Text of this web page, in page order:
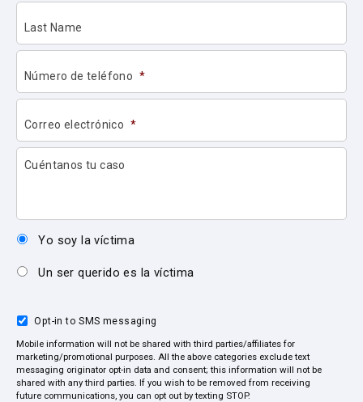
Last Name
Número de teléfono *
Correo electrónico *
Cuéntanos tu caso
Yo soy la víctima
Un ser querido es la víctima
Opt-in to SMS messaging
Mobile information will not be shared with third parties/affiliates for
marketing/promotional purposes. All the above categories exclude text
messaging originator opt-in data and consent; this information will not be
shared with any third parties. If you wish to be removed from receiving
future communications, you can opt out by texting STOP.